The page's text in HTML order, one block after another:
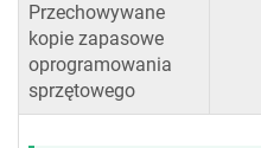
Przechowywane
kopie zapasowe
oprogramowania
sprzętowego